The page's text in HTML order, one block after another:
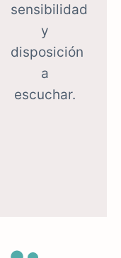
sensibilidad
y
disposición
a
escuchar.